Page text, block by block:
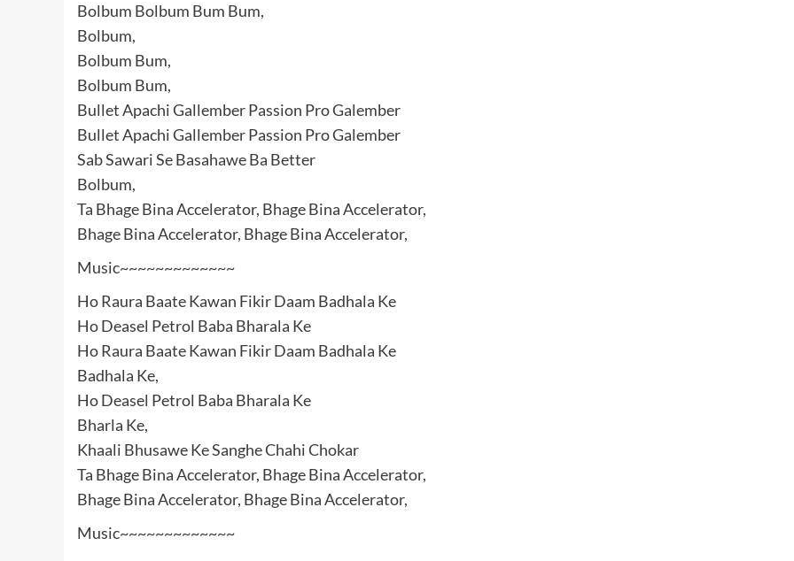
Bolbum Bolbum Bum Bum,
Bolbum,
Bolbum Bum,
Bolbum Bum,
Bullet Apachi Gallember Passion Pro Galember
Bullet Apachi Gallember Passion Pro Galember
Sab Sawari Se Basahawe Ba Better
Bolbum,
Ta Bhage Bina Accelerator, Bhage Bina Accelerator,
Bhage Bina Accelerator, Bhage Bina Accelerator,
Music~~~~~~~~~~~~~
Ho Raura Baate Kawan Fikir Daam Badhala Ke
Ho Deasel Petrol Baba Bharala Ke
Ho Raura Baate Kawan Fikir Daam Badhala Ke
Badhala Ke,
Ho Deasel Petrol Baba Bharala Ke
Bharla Ke,
Khaali Bhusawe Ke Sanghe Chahi Chokar
Ta Bhage Bina Accelerator, Bhage Bina Accelerator,
Bhage Bina Accelerator, Bhage Bina Accelerator,
Music~~~~~~~~~~~~~